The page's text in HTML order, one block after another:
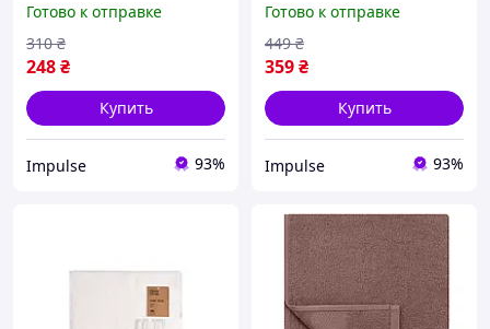
Готово к отправке
248₴
310 ₴
Купить
Impulse 93%
impulse
Готово к отправке
359₴
449 ₴
Купить
Impulse 93%